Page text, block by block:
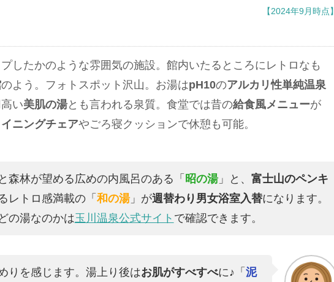
【2024年9月時点】
したかのような雰囲気の施設。館内いたるところにレトロなも
のよう。フォトスポット沢山。お湯はpH10のアルカリ性単純温泉
い美肌の湯とも言われる泉質。食堂では昔の給食風メニューが
イニングチェアやごろ寝クッションで休憩も可能。
と森林が望める広めの内風呂のある「 昭の湯」と、 富士山のペンキ
レトロ感満載の「 和の湯」が週替わり男女浴室入替になります。
の湯なのかは玉川温泉公式サイト で確認できます。
りを感じます。湯上り後はお肌がすべすべに♪「 泥